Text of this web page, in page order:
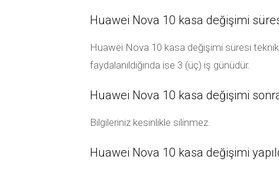
Huawei Nova 10 kasa değişimi
Huawei Nova 10 kasa değişimi süresi
faydalanıldığında ise 3 (üç) iş günüdür.
Huawei Nova 10 kasa değişimi
Bilgileriniz kesinlikle silinmez.
Huawei Nova 10 kasa değişimi